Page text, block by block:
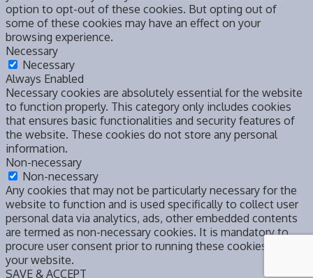
option to opt-out of these cookies. But opting out of
some of these cookies may have an effect on your
browsing experience.
Necessary
Necessary
Always Enabled
Necessary cookies are absolutely essential for the website
to function properly. This category only includes cookies
that ensures basic functionalities and security features of
the website. These cookies do not store any personal
information.
Non-necessary
Non-necessary
Any cookies that may not be particularly necessary for the
website to function and is used specifically to collect user
personal data via analytics, ads, other embedded contents
are termed as non-necessary cookies. It is mandatory to
procure user consent prior to running these cookies on
your website.
SAVE & ACCEPT